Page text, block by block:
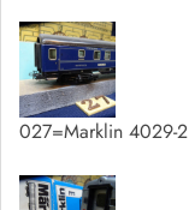
027=Marklin 4029-